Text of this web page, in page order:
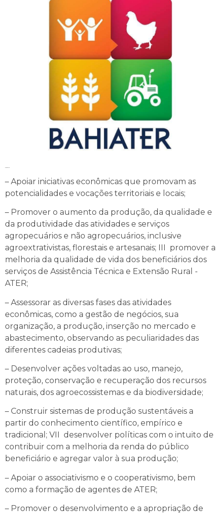
– Apoiar iniciativas econômicas que promovam as
potencialidades e vocações territoriais e locais;
– Promover o aumento da produção, da qualidade e
da produtividade das atividades e serviços
agropecuários e não agropecuários, inclusive
agroextrativistas, florestais e artesanais; III ­ promover a
melhoria da qualidade de vida dos beneficiários dos
serviços de Assistência Técnica e Extensão Rural ­
ATER;
– Assessorar as diversas fases das atividades
econômicas, como a gestão de negócios, sua
organização, a produção, inserção no mercado e
abastecimento, observando as peculiaridades das
diferentes cadeias produtivas;
– Desenvolver ações voltadas ao uso, manejo,
proteção, conservação e recuperação dos recursos
naturais, dos agroecossistemas e da biodiversidade;
– Construir sistemas de produção sustentáveis a
partir do conhecimento científico, empírico e
tradicional; VII ­ desenvolver políticas com o intuito de
contribuir com a melhoria da renda do público
beneficiário e agregar valor à sua produção;
– Apoiar o associativismo e o cooperativismo, bem
como a formação de agentes de ATER;
– Promover o desenvolvimento e a apropriação de